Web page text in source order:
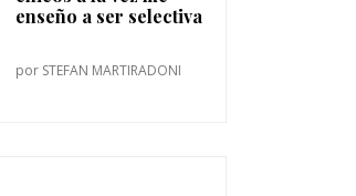
enseño a ser selectiva
por STEFAN MARTIRADONI